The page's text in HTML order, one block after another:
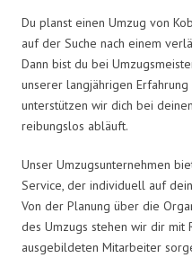
Du planst einen Umzug von
auf der Suche nach einem
Dann bist du bei
unserer langjährigen
unterstützen wir dich bei
reibungslos abläuft.
Unser Umzugsunternehmen
Service, der individuell auf
Von der Planung über die
des Umzugs stehen wir dir mit
ausgebildeten Mitarbeiter